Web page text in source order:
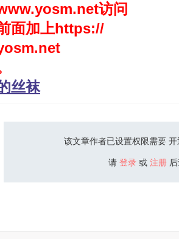
访问
面加上https://
丝袜
该文章作者已设置权限需要 开
请 登录 或 注册 后